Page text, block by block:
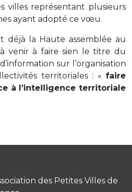
villes représentant plusieurs
ayant adopté ce vœu.
déjà la Haute assemblée au
venir à faire sien le titre du
sur l’organisation
territoriales : « faire
à l’intelligence territoriale
des Petites Villes de